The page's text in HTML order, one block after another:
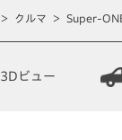
クルマ Super-
3Dビュー